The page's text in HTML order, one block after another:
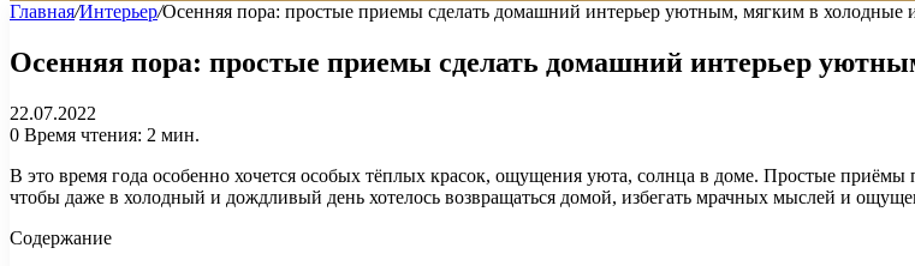
Главная/Интерьер/Осенняя пора: простые приемы сделать домашний интерьер уютным, мягким в холодные
Осенняя пора: простые приемы сделать домашний интерьер
22.07.2022
0 Время чтения: 2 мин.
В это время года особенно хочется особых тёплых красок, ощущения уюта, солнца в доме. Простые
чтобы даже в холодный и дождливый день хотелось возвращаться домой, избегать мрачных мыслей и
Содержание